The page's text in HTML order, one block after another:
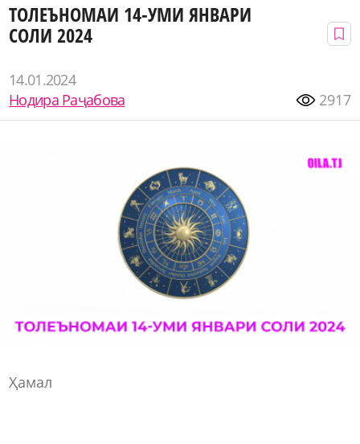
ТОЛЕЪНОМАИ 14-УМИ ЯНВАРИ
СОЛИ 2024
14.01.2024
Нодира Раҷабова
2917
Ҳамал